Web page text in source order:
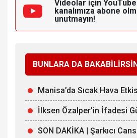
Videolar için YouTube
kanalımıza abone
unutmayın!
BUNLARA DA
Manisa’da Sıcak Hava
İlksen Özalper’in İfadesi
SON DAKİKA | Şarkıcı